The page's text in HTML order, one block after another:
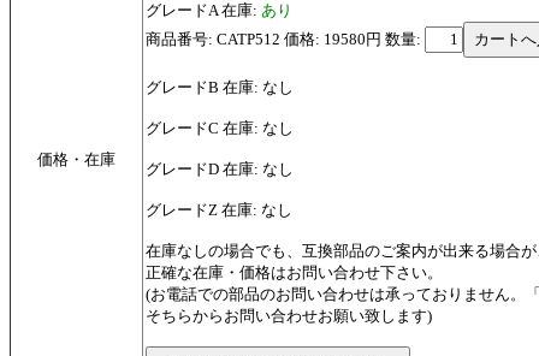
価格・在庫
グレードA 在庫: あり
商品番号: CATP512 価格: 19580円 数量:
グレードB 在庫: なし
グレードC 在庫: なし
グレードD 在庫: なし
グレードZ 在庫: なし
在庫なしの場合でも、互換部品のご案内が出来る場合
正確な在庫・価格はお問い合わせ下さい。
(お電話での部品のお問い合わせは承っておりません。
そちらからお問い合わせお願い致します)